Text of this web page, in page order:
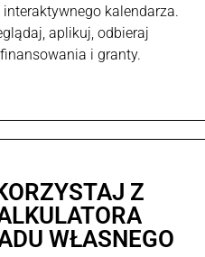
kalendarza.
aplikuj, odbieraj
i granty.
Z
WŁASNEGO